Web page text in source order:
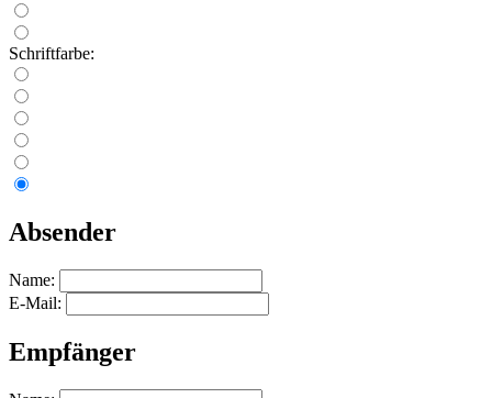
Schriftfarbe:
Absender
Name:
E-Mail:
Empfänger